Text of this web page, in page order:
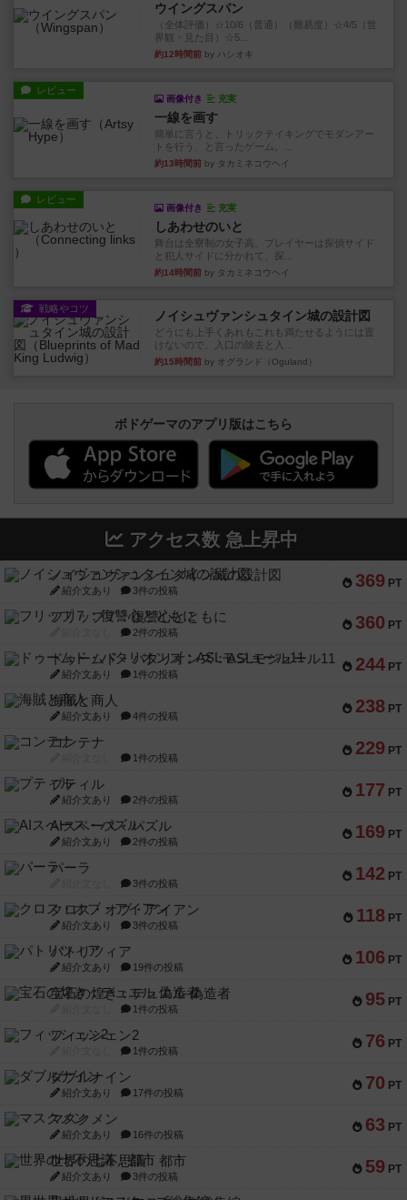
ウイングスパン
（全体評価）☆10/6（普通）（難易度）☆4/5（世
界観・見た目）☆5...
約12時間前 by ハシオキ
レビュー
画像付き 充実
一線を画す
簡単に言うと、トリックテイキングでモダンアー
トを行う、と言ったゲーム。...
約13時間前 by タカミネコウヘイ
レビュー
画像付き 充実
しあわせのいと
舞台は全寮制の女子高。プレイヤーは探偵サイド
と犯人サイドに分かれて、探...
約14時間前 by タカミネコウヘイ
戦略やコツ ノイシュヴァンシュタイン城の設計図
どうにも上手くあれもこれも満たせるようには置
けないので、入口の除去と入...
約15時間前 by オグランド（Oguland）
ボドゲーマのアプリ版はこちら
アクセス数 急上昇中
369 PT
ノイシュヴァンシュタイン城の設計図
紹介文あり 3件の投稿
360 PT
フリップ７：復讐心とともに
2件の投稿
244 PT
ドゥームド・バタリオンズ：ASLモジュール11
紹介文あり 1件の投稿
238 PT
海賊と商人
紹介文あり 4件の投稿
229 PT
コンテナ
1件の投稿
177 PT
プティル
紹介文あり 2件の投稿
169 PT
AIスペース・パズル
紹介文あり 2件の投稿
142 PT
パーラ
3件の投稿
118 PT
クロス・オブ・アイアン
紹介文あり 3件の投稿
106 PT
パトリツィア
紹介文あり 19件の投稿
95 PT
宝石の煌き：デュエル 偽造者
1件の投稿
76 PT
フィッシェン2
1件の投稿
70 PT
ダブルナイン
紹介文あり 17件の投稿
63 PT
マスクメン
紹介文あり 16件の投稿
59 PT
世界の七不思議：都市
紹介文あり 3件の投稿